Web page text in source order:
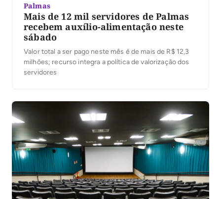
Palmas
Mais de 12 mil servidores de Palmas
recebem auxílio-alimentação neste
sábado
Valor total a ser pago neste mês é de mais de R$ 12,3
milhões; recurso integra a política de valorização dos
servidores